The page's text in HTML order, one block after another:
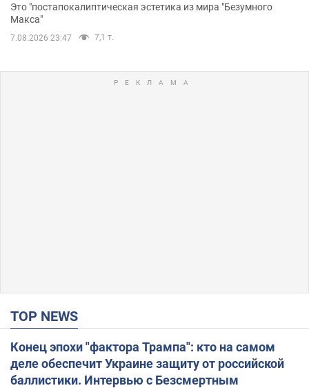
Это "постапокалиптическая эстетика из мира "Безумного
Макса"
7.08.2026 23:47 7,1 т.
TOP NEWS
Конец эпохи "фактора Трампа": кто на самом
деле обеспечит Украине защиту от российской
баллистики. Интервью с Безсмертным